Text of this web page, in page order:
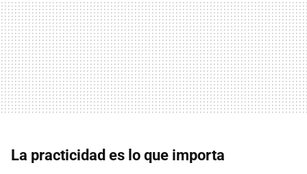
La practicidad es lo que importa